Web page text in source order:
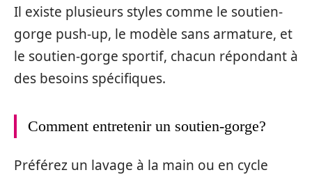
Il existe plusieurs styles comme le soutien-
gorge push-up, le modèle sans armature, et
le soutien-gorge sportif, chacun répondant à
des besoins spécifiques.
Comment entretenir un soutien-gorge?
Préférez un lavage à la main ou en cycle